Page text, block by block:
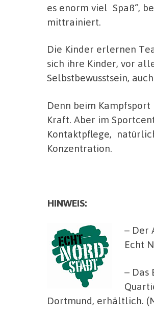
es enorm viel Spaß“,
mittrainiert.
Die Kinder erlernen
sich ihre Kinder, vor
Selbstbewusstsein,
Denn beim
Kraft. Aber im
Kontaktpflege,
Konzentration.
HINWEIS:
– Der
Echt
– Das
Dortmund, erhältlich.